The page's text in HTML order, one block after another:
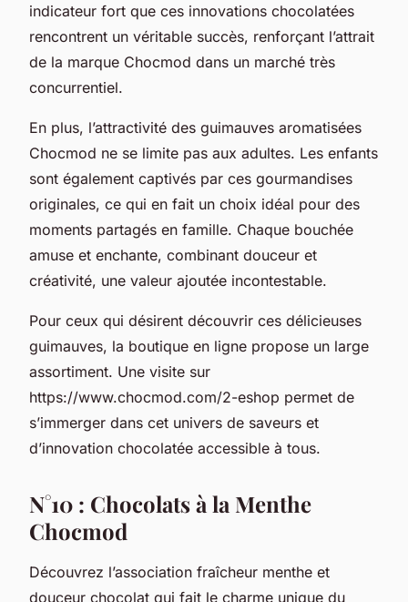
indicateur fort que ces innovations chocolatées
rencontrent un véritable succès, renforçant l’attrait
de la marque Chocmod dans un marché très
concurrentiel.
En plus, l’attractivité des guimauves aromatisées
Chocmod ne se limite pas aux adultes. Les enfants
sont également captivés par ces gourmandises
originales, ce qui en fait un choix idéal pour des
moments partagés en famille. Chaque bouchée
amuse et enchante, combinant douceur et
créativité, une valeur ajoutée incontestable.
Pour ceux qui désirent découvrir ces délicieuses
guimauves, la boutique en ligne propose un large
assortiment. Une visite sur
https://www.chocmod.com/2-eshop permet de
s’immerger dans cet univers de saveurs et
d’innovation chocolatée accessible à tous.
N°10 : Chocolats à la Menthe
Chocmod
Découvrez l’association fraîcheur menthe et
douceur chocolat qui fait le charme unique du